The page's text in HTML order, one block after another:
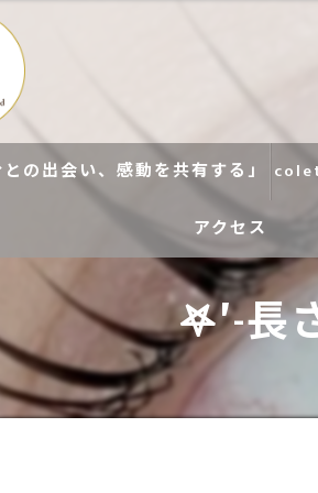
との出会い、感動を共有する」
アクセス
𖤐′-長